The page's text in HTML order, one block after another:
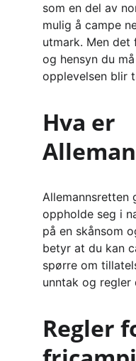
som en del av
mulig å campe
utmark. Men det
og hensyn du
opplevelsen blir
Hva er
Allemannsretten
oppholde seg i
på en skånsom
betyr at du kan
spørre om
unntak og
Regler